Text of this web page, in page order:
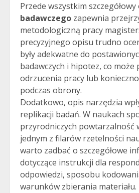
Przede wszystkim szczegółowy
badawczego zapewnia
metodologiczną pracy
precyzyjnego opisu trudno
były adekwatne do
badawczych i hipotez, co może
odrzucenia pracy lub
podczas obrony.
Dodatkowo, opis narzędzia
replikacji badań. W naukach
przyrodniczych powtarzalność
jednym z filarów rzetelności
warto zadbać o szczegółowe
dotyczące instrukcji dla
odpowiedzi, sposobu
warunków zbierania materiału.